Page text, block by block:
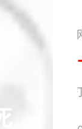
网易搜